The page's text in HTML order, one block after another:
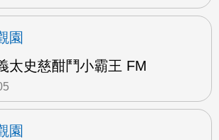
園
太史慈酣鬥小霸王 FM
園